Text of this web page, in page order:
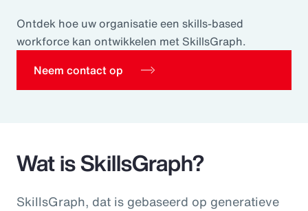
Insurance
Benefits
Parametrics
Risk Management
Ontdek hoe uw organisatie een skills-based
workforce kan ontwikkelen met SkillsGraph.
Neem contact op
Wat is SkillsGraph?
SkillsGraph, dat is gebaseerd op generatieve